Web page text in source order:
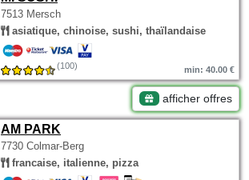
7513 Mersch
asiatique, chinoise, sushi, thaïlandaise
(100) min: 40.00 €
afficher offres
AM PARK
7730 Colmar-Berg
francaise, italienne, pizza